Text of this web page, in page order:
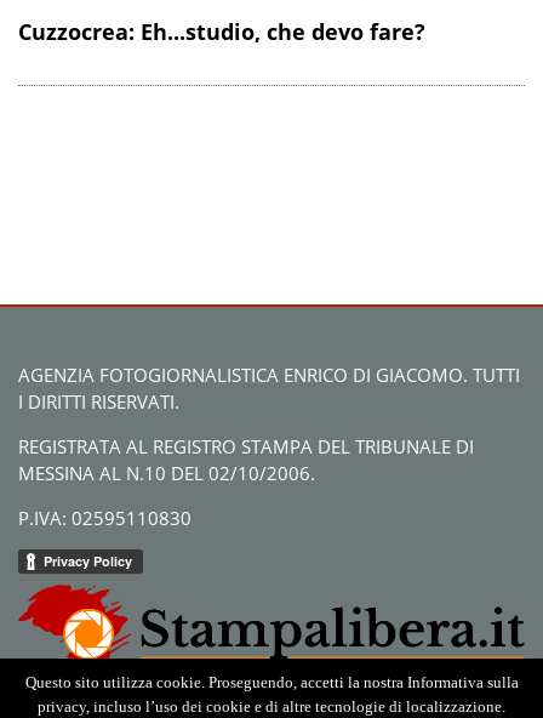
Cuzzocrea: Eh...studio, che devo fare?
AGENZIA FOTOGIORNALISTICA ENRICO DI GIACOMO. TUTTI
I DIRITTI RISERVATI.
REGISTRATA AL REGISTRO STAMPA DEL TRIBUNALE DI
MESSINA AL N.10 DEL 02/10/2006.
P.IVA: 02595110830
Questo sito utilizza cookie. Proseguendo, accetti la nostra Informativa sulla
privacy, incluso l’uso dei cookie e di altre tecnologie di localizzazione.